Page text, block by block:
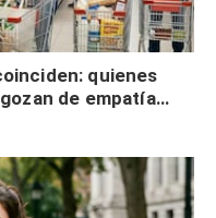
quienes
de empatía
autocontrol